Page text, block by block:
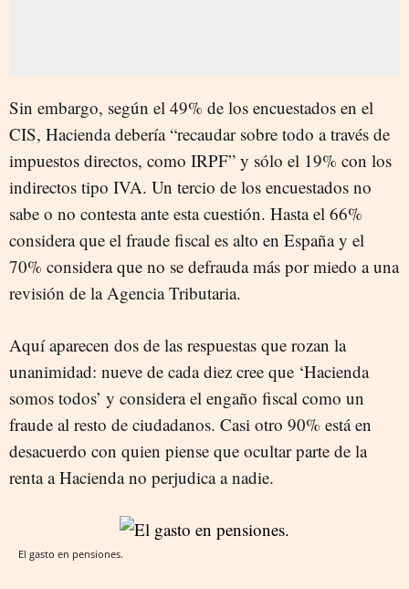
Sin embargo, según el 49% de los encuestados en el
CIS, Hacienda debería “recaudar sobre todo a través de
impuestos directos, como IRPF” y sólo el 19% con los
indirectos tipo IVA. Un tercio de los encuestados no
sabe o no contesta ante esta cuestión. Hasta el 66%
considera que el fraude fiscal es alto en España y el
70% considera que no se defrauda más por miedo a una
revisión de la Agencia Tributaria.
Aquí aparecen dos de las respuestas que rozan la
unanimidad: nueve de cada diez cree que ‘Hacienda
somos todos’ y considera el engaño fiscal como un
fraude al resto de ciudadanos. Casi otro 90% está en
desacuerdo con quien piense que ocultar parte de la
renta a Hacienda no perjudica a nadie.
El gasto en pensiones.